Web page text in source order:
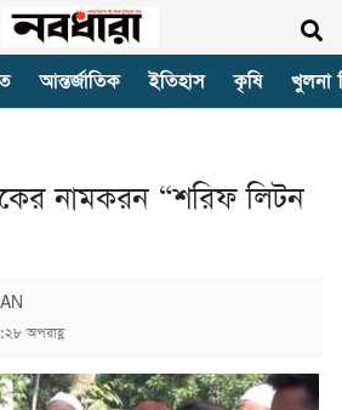
আন্তর্জাতিক ইতিহাস কৃষি খুলনা
নামকরন “শরিফ লিটন
অপরাহ্ণ